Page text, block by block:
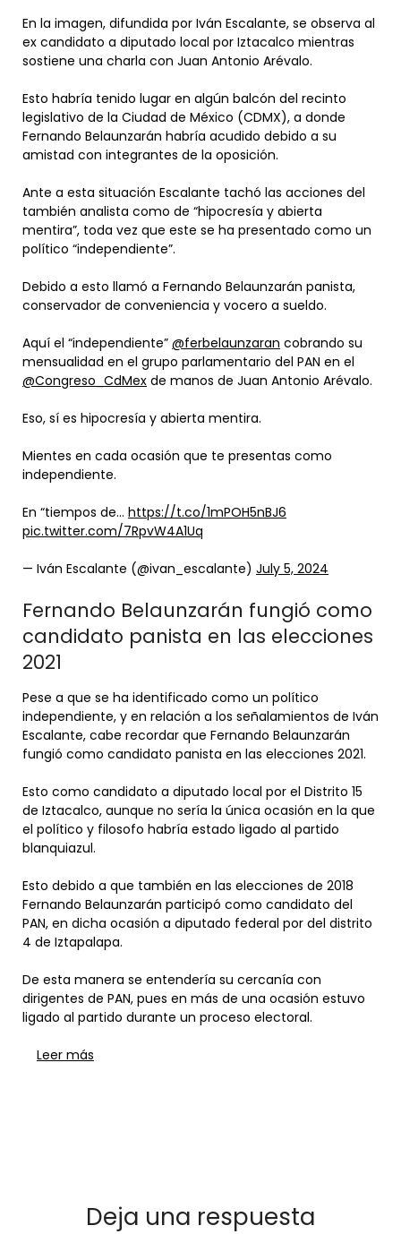
En la imagen, difundida por Iván Escalante, se observa al
ex candidato a diputado local por Iztacalco mientras
sostiene una charla con Juan Antonio Arévalo.
Esto habría tenido lugar en algún balcón del recinto
legislativo de la Ciudad de México (CDMX), a donde
Fernando Belaunzarán habría acudido debido a su
amistad con integrantes de la oposición.
Ante a esta situación Escalante tachó las acciones del
también analista como de “hipocresía y abierta
mentira”, toda vez que este se ha presentado como un
político “independiente”.
Debido a esto llamó a Fernando Belaunzarán panista,
conservador de conveniencia y vocero a sueldo.
Aquí el “independiente” @ferbelaunzaran cobrando su
mensualidad en el grupo parlamentario del PAN en el
@Congreso_CdMex de manos de Juan Antonio Arévalo.
Eso, sí es hipocresía y abierta mentira.
Mientes en cada ocasión que te presentas como
independiente.
En “tiempos de… https://t.co/1mPOH5nBJ6
pic.twitter.com/7RpvW4A1Uq
— Iván Escalante (@ivan_escalante) July 5, 2024
Fernando Belaunzarán fungió como
candidato panista en las elecciones
2021
Pese a que se ha identificado como un político
independiente, y en relación a los señalamientos de Iván
Escalante, cabe recordar que Fernando Belaunzarán
fungió como candidato panista en las elecciones 2021.
Esto como candidato a diputado local por el Distrito 15
de Iztacalco, aunque no sería la única ocasión en la que
el político y filosofo habría estado ligado al partido
blanquiazul.
Esto debido a que también en las elecciones de 2018
Fernando Belaunzarán participó como candidato del
PAN, en dicha ocasión a diputado federal por del distrito
4 de Iztapalapa.
De esta manera se entendería su cercanía con
dirigentes de PAN, pues en más de una ocasión estuvo
ligado al partido durante un proceso electoral.
Leer más
Deja una respuesta